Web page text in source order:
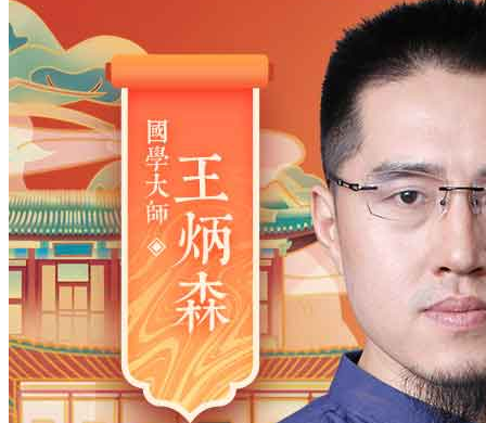
男
男 女
出生时间
2026年 日5 40分
年
2028
2027 2026 2025 2024
2023
2022
2021 2020 2019 2018
2015
2014 2013 2012 2011
2009
2008 2007 2006 2005
2003
2002
2001 2000 1999 1998
1997
1995 1994 1993 1991
1990
1989
1988 1987 1986 1985
1984
1983
1982 1981 1980 1979 1978
1977
1976
1975 1974 1973 1972
1971
1969 1968 1967 1966 1965
1964